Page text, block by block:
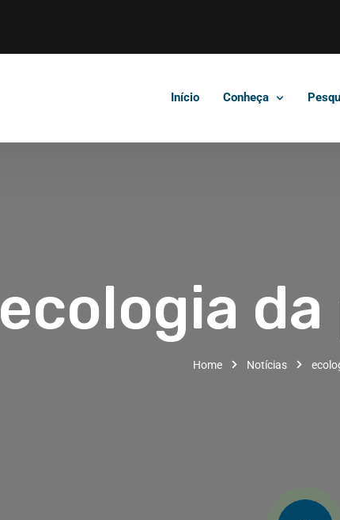
Início Conheça
ecologia
Home Notícias